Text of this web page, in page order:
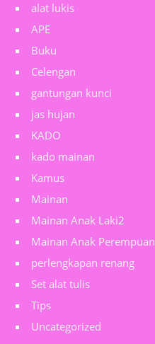
alat lukis
APE
Buku
Celengan
gantungan kunci
jas hujan
KADO
kado mainan
Kamus
Mainan
Mainan Anak Laki2
Mainan Anak Perempuan
perlengkapan renang
Set alat tulis
Tips
Uncategorized